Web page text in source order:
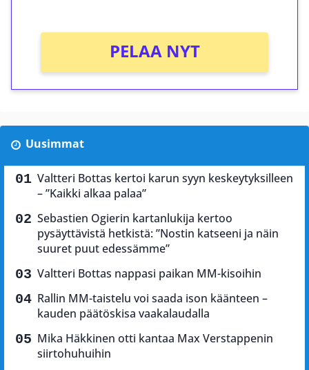
PELAA NYT
Uusimmat
Valtteri Bottas kertoi karun syyn keskeytyksilleen
– ”Kaikki alkaa palaa”
Sebastien Ogierin kartanlukija kertoo
pysäyttävistä hetkistä: ”Nostin katseeni ja näin
suuret puut edessämme”
Valtteri Bottas nappasi paikan MM-kisoihin
Rallin MM-taistelu voi saada ison käänteen –
kauden päätöskisa vaakalaudalla
Mika Häkkinen otti kantaa Max Verstappenin
siirtohuhuihin